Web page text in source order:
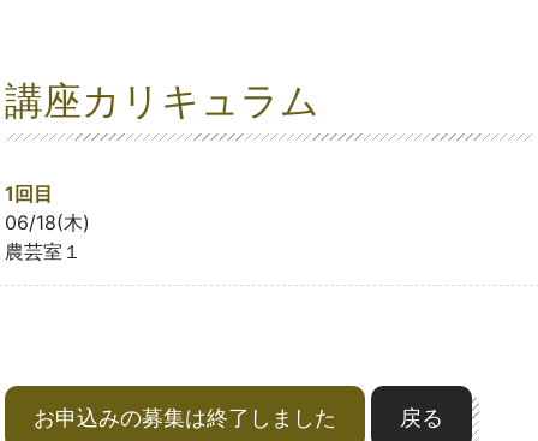
講座カリキュラム
1回目
06/18(木)
農芸室１
お申込みの募集は終了しました 戻る